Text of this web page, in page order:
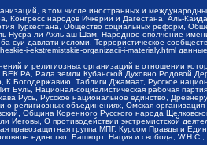
в том числе иностранных и
народов Ичкерии и Дагестана, Аль-
Туркестана, Общество социальных реформ,
Нусра ли-Ахль аш-Шам, Народное ополчение
суи давлати исломи, Террористическое
i-ekstremistskie-organizacii-i-materialy.html
и религиозных организаций в отношении
ВЕК РА, Рада земли Кубанской Духовно Родовой
К Богодержавию, Таблиги Джамаат, Русское
Буль, Национал-социалистическая рабочая
Русь, Русское национальное единство,
о религиозных объединениях, Омская
Община Коренного Русского народа
Иеговы, О противодействии экстремистской
группа МПГ, Курсом Правды и
единство, Башкорт, Нация и свобода,